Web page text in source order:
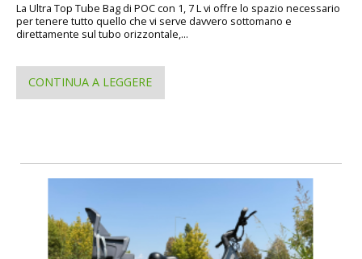
La Ultra Top Tube Bag di POC con 1, 7 L vi offre lo spazio necessario
per tenere tutto quello che vi serve davvero sottomano e
direttamente sul tubo orizzontale,...
CONTINUA A LEGGERE